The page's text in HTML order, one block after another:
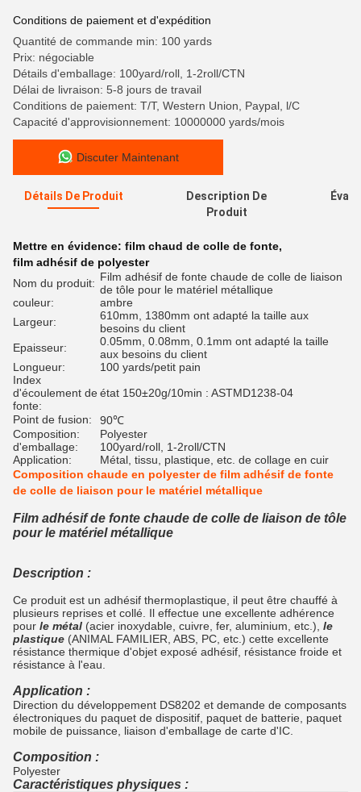
Conditions de paiement et d'expédition
Quantité de commande min: 100 yards
Prix: négociable
Détails d'emballage: 100yard/roll, 1-2roll/CTN
Délai de livraison: 5-8 jours de travail
Conditions de paiement: T/T, Western Union, Paypal, l/C
Capacité d'approvisionnement: 10000000 yards/mois
Discuter Maintenant
Détails De Produit
Description De
Produit
Mettre en évidence: film chaud de colle de fonte,
film adhésif de polyester
Nom du produit: Film adhésif de fonte chaude de colle de liaison
de tôle pour le matériel métallique
couleur:
ambre
Largeur:
610mm, 1380mm ont adapté la taille aux
besoins du client
Epaisseur:
0.05mm, 0.08mm, 0.1mm ont adapté la taille
aux besoins du client
Longueur:
100 yards/petit pain
Index
d'écoulement de
fonte:
état 150±20g/10min : ASTMD1238-04
Point de fusion:
90℃
Composition:
Polyester
d'emballage:
100yard/roll, 1-2roll/CTN
Application:
Métal, tissu, plastique, etc. de collage en cuir
Composition chaude en polyester de film adhésif de fonte
de colle de liaison pour le matériel métallique
Film adhésif de fonte chaude de colle de liaison de tôle
pour le matériel métallique
Description :
Ce produit est un adhésif thermoplastique, il peut être chauffé à
plusieurs reprises et collé. Il effectue une excellente adhérence
pour le métal (acier inoxydable, cuivre, fer, aluminium, etc.), le
plastique (ANIMAL FAMILIER, ABS, PC, etc.) cette excellente
résistance thermique d'objet exposé adhésif, résistance froide et
résistance à l'eau.
Application :
Direction du développement DS8202 et demande de composants
électroniques du paquet de dispositif, paquet de batterie, paquet
mobile de puissance, liaison d'emballage de carte d'IC.
Composition :
Polyester
Caractéristiques physiques :